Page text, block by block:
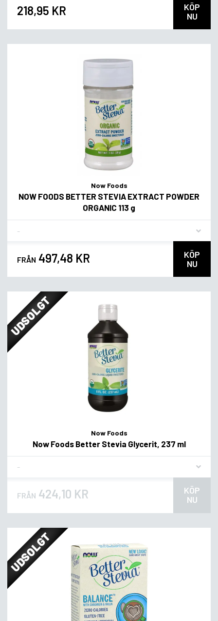
218,95 KR
KÖP
NU
Now Foods
NOW FOODS BETTER STEVIA EXTRACT POWDER
ORGANIC 113 g
FRÅN 497,48 KR
KÖP
NU
UDSOLGT
Now Foods
Now Foods Better Stevia Glycerit, 237 ml
FRÅN 424,10 KR
KÖP
NU
UDSOLGT